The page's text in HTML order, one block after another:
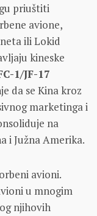
priuštiti
avione,
ili Lokid
kineske
1/JF-17
da se Kina kroz
marketinga i
na
i Južna Amerika.
avioni.
u mnogim
njihovih